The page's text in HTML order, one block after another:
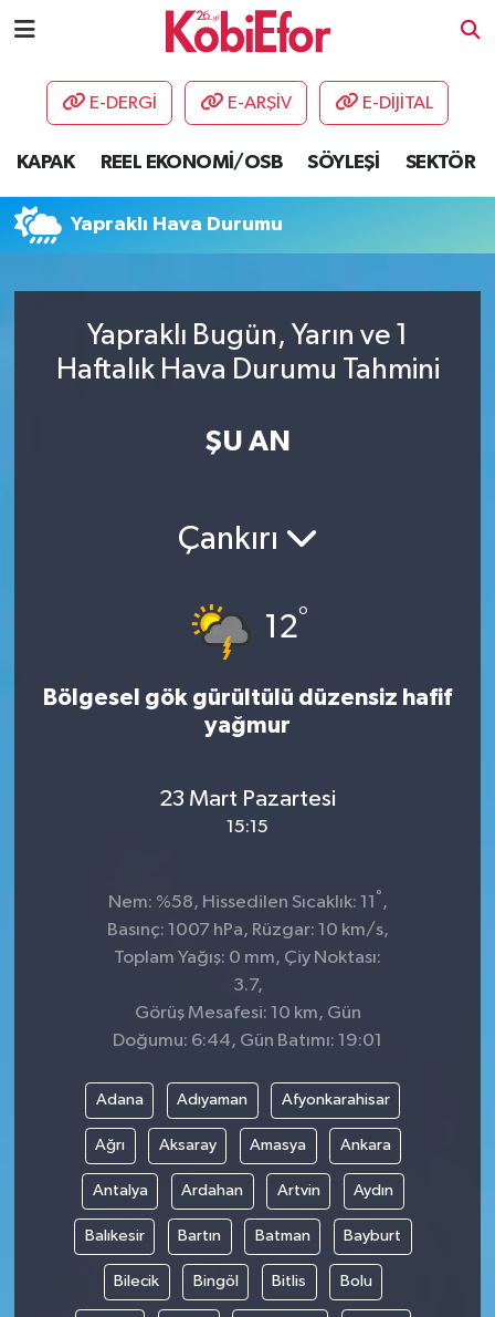
E-DERGİ E-ARŞİV E-DİJİTAL
KAPAK REEL EKONOMİ/OSB SÖYLEŞİ SEKTÖR
Yapraklı Hava Durumu
Yapraklı Bugün, Yarın ve 1
Haftalık Hava Durumu Tahmini
ŞU AN
Çankırı
12°
Bölgesel gök gürültülü düzensiz hafif
yağmur
23 Mart Pazartesi
15:15
Nem: %58, Hissedilen Sıcaklık: 11 ° ,
Basınç: 1007 hPa, Rüzgar: 10 km/s,
Toplam Yağış: 0 mm, Çiy Noktası:
3.7,
Görüş Mesafesi: 10 km, Gün
Doğumu: 6:44, Gün Batımı: 19:01
Adana Adıyaman Afyonkarahisar
Ağrı Aksaray Amasya Ankara
Antalya Ardahan Artvin Aydın
Balıkesir Bartın Batman Bayburt
Bilecik Bingöl Bitlis Bolu
AKADEMİ
DESTEK-TEŞVİK
ETKİNLİK
HABERLER
ÜLKE